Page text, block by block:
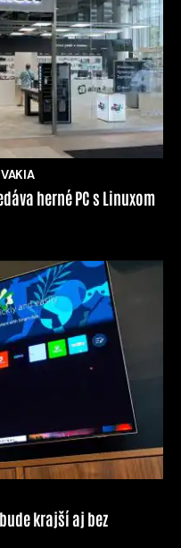
herné PC s Linuxom
krajší aj bez